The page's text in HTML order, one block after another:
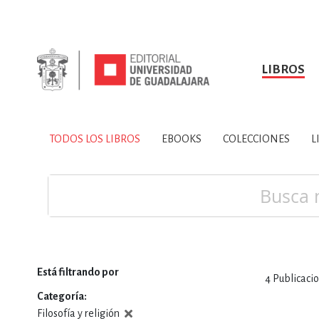
LIBROS
TODOS LOS LIBROS
SOBRE NOSOTROS HISTORIA
CIENCIAS DE LA
TODOS LOS LIBROS EBOOKS COLECCIONES
4
Está filtrando por
Categoría
Filosofía y religión